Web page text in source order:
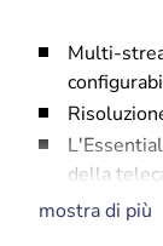
Multi-
della
di
mostra di più